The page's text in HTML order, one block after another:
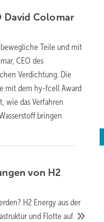
David Colomar
Teile und mit
CEO des
Verdichtung. Die
mit dem hy-fcell Award
wie das Verfahren
bringen
von H2
H2 Energy aus der
und Flotteauf.